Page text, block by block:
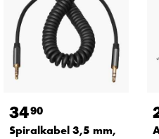
3490
Spiralkabel 3,5 mm,